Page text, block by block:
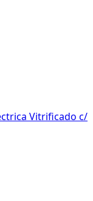
Vitrificado c/